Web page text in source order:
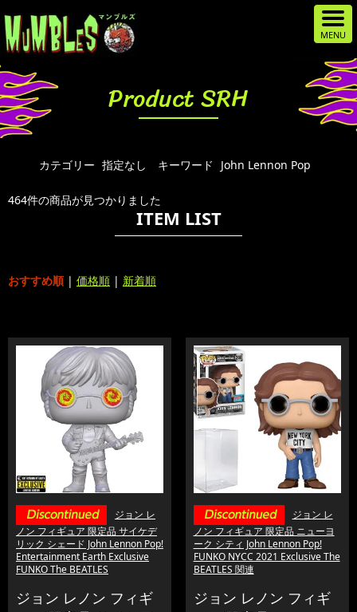
Product SRH
カテゴリー 指定なし キーワード John Lennon Pop
464件の商品が見つかりました
ITEM LIST
おすすめ順 | 価格順 | 新着順
ジョン レ
ノン フィギュア 限定品 サイケデ
リック シェード John Lennon Pop!
Entertainment Earth Exclusive
FUNKO The BEATLES
ジョン レノン フィギ
ジョン レ
ノン フィギュア 限定品 ニューヨ
ーク シティ John Lennon Pop!
FUNKO NYCC 2021 Exclusive The
BEATLES 関連
ジョン レノン フィギ